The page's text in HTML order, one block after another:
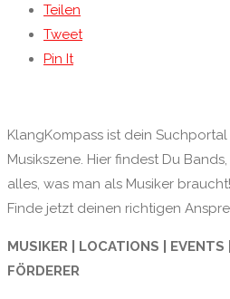
Teilen
Tweet
Pin It
KlangKompass ist dein
Musikszene. Hier findest Du
alles, was man als Musiker braucht!
Finde jetzt deinen richtigen
MUSIKER | LOCATIONS | EVENTS
FÖRDERER